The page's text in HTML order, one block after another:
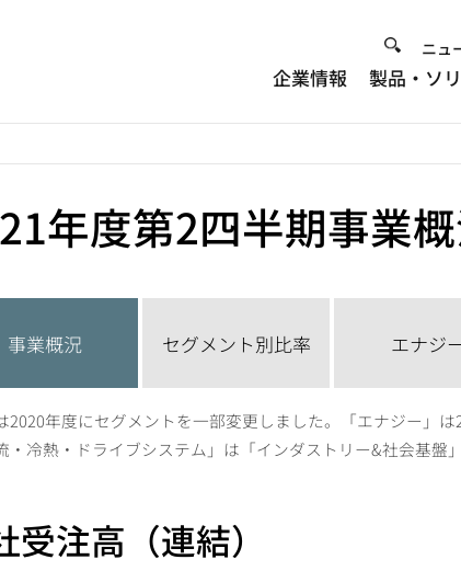
ニュ
企業情報 製品・ソ
年度第2四半期事業
事業概況 セグメント別比率 エナジ
2020年度にセグメントを一部変更しました。「エナジー」
・冷熱・ドライブシステム」は「インダストリー&社会基盤
受注高（連結）